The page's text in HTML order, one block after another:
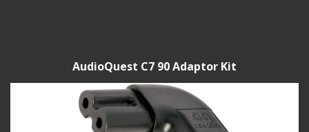
AudioQuest C7 90 Adaptor Kit